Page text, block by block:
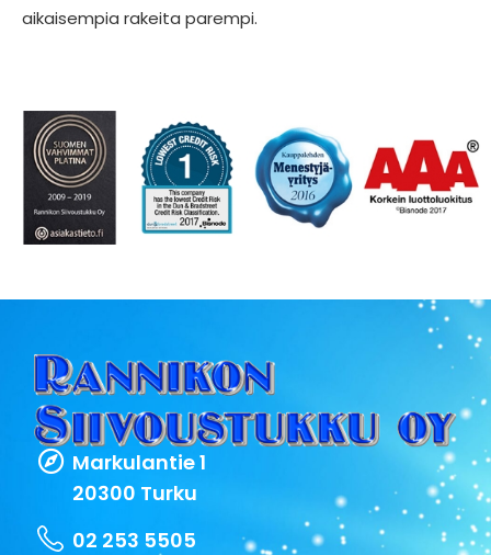
aikaisempia rakeita parempi.
Markulantie 1
20300 Turku
02 253 5505